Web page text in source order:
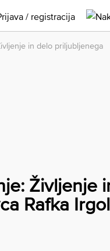
in delo priljubljenega
Življenje
Rafka